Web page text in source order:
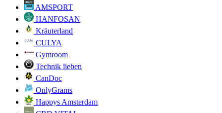
AMSPORT
HANFOSAN
Kräuterland
CULYA
Gymroom
Technik lieben
CanDoc
OnlyGrams
Happys Amsterdam